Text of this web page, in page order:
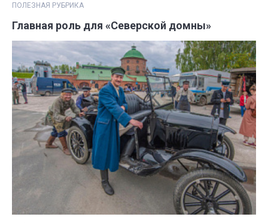
ПОЛЕЗНАЯ РУБРИКА
Главная роль для «Северской домны»